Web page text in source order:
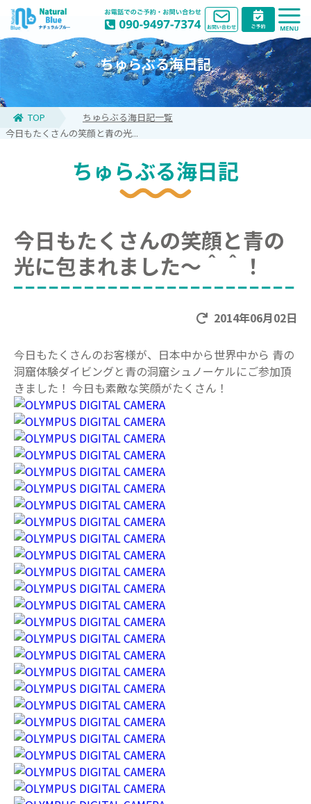
ちゅらぶる海日記
TOP
ちゅらぶる海日記一覧
今日もたくさんの笑顔と青の光...
ちゅらぶる海日記
今日もたくさんの笑顔と青の
光に包まれました～＾＾！
2014年06月02日
今日もたくさんのお客様が、日本中から世界中から 青の
洞窟体験ダイビングと青の洞窟シュノーケルにご参加頂
きました！ 今日も素敵な笑顔がたくさん！